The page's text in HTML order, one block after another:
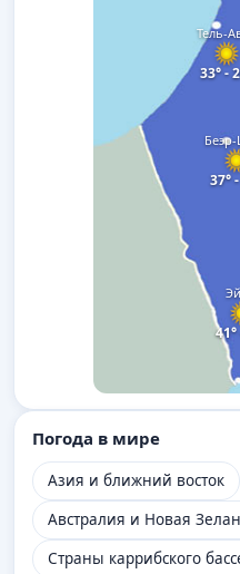
Тель-
33° -
37°
Погода в мире
Азия и ближний восток
Австралия и Новая
Страны каррибского